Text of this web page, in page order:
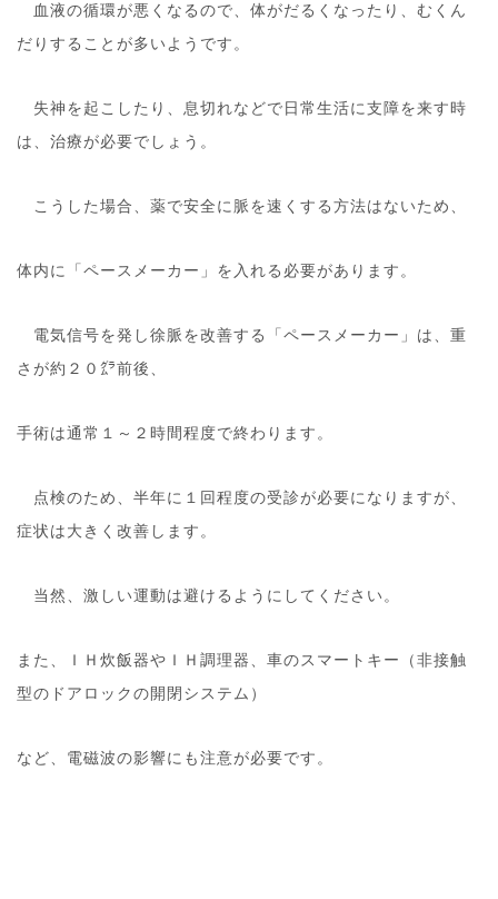
血液の循環が悪くなるので、体がだるくなったり、むくん
だりすることが多いようです。
失神を起こしたり、息切れなどで日常生活に支障を来す時
は、治療が必要でしょう。
こうした場合、薬で安全に脈を速くする方法はないため、
体内に「ペースメーカー」を入れる必要があります。
電気信号を発し徐脈を改善する「ペースメーカー」は、重
さが約２０㌘前後、
手術は通常１～２時間程度で終わります。
点検のため、半年に１回程度の受診が必要になりますが、
症状は大きく改善します。
当然、激しい運動は避けるようにしてください。
また、ＩＨ炊飯器やＩＨ調理器、車のスマートキー（非接触
型のドアロックの開閉システム）
など、電磁波の影響にも注意が必要です。